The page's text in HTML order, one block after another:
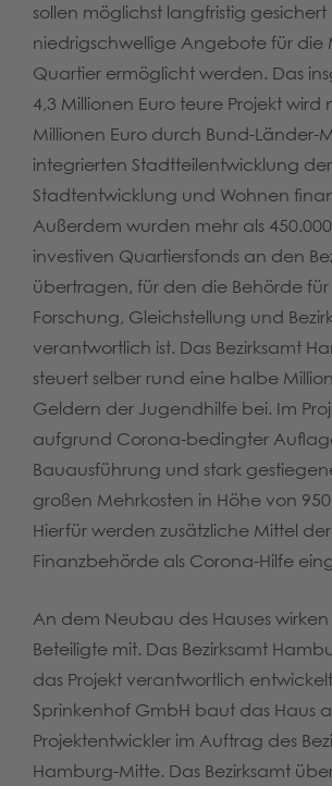
sollen möglichst langfristig gesichert
niedrigschwellige Angebote für die
Quartier ermöglicht werden. Das
4,3 Millionen Euro teure Projekt wird
Millionen Euro durch Bund-Länder-
integrierten Stadtteilentwicklung
Stadtentwicklung und Wohnen
Außerdem wurden mehr als
investiven Quartiersfonds an den
übertragen, für den die Behörde für
Forschung, Gleichstellung und
verantwortlich ist. Das Bezirksamt
steuert selber rund eine halbe
Geldern der Jugendhilfe bei. Im
aufgrund Corona-bedingter
Bauausführung und stark
großen Mehrkosten in Höhe von
Hierfür werden zusätzliche Mittel der
Finanzbehörde als Corona-Hilfe
An dem Neubau des Hauses
Beteiligte mit. Das Bezirksamt
das Projekt verantwortlich
Sprinkenhof GmbH baut das Haus
Projektentwickler im Auftrag des
Hamburg-Mitte. Das Bezirksamt